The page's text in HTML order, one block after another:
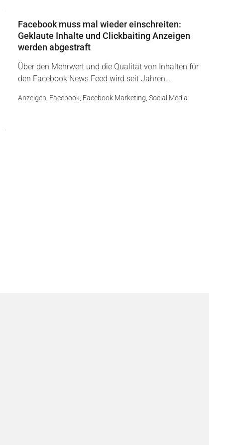
Facebook muss mal wieder einschreiten:
Geklaute Inhalte und Clickbaiting Anzeigen
werden abgestraft
Über den Mehrwert und die Qualität von Inhalten für
den Facebook News Feed wird seit Jahren…
Anzeigen, Facebook, Facebook Marketing, Social Media